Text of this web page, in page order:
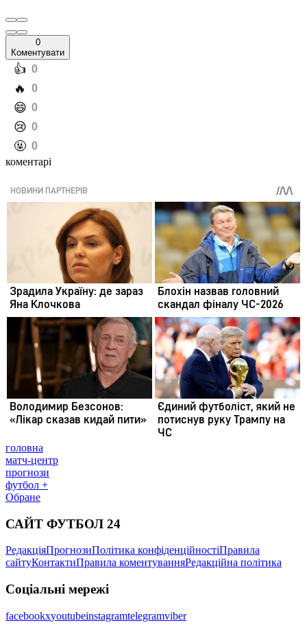
0
Коментувати
️👍 0
️🔥 0
️😄 0
️😢 0
️🤬 0
коментарі
головна
матч-центр
прогнози
футбол +
Обране
САЙТ ФУТБОЛ 24
РедакціяПрогнозиПолітика конфіденційностіПравила
сайтуКонтактиПравила коментуванняРедакційна політика
Соціальні мережі
facebookxyoutubeinstagramtelegramviber